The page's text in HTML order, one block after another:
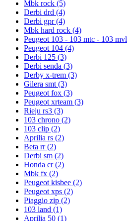
Mbk rock (5)
Derbi drd (4)
Derbi gpr(4)
Mbk hard rock (4)
Peugeot 103 - 103 mtc - 103 mvl
Peugeot 104 (4)
Derbi 125 (3)
Derbi senda (3)
Derby x-trem (3)
Gilera smt (3)
Peugeot fox (3)
Peugeot xrteam (3)
Rieju rs3 (3)
103 chrono (2)
103 clip (2)
Aprilia rs (2)
Beta rr(2)
Derbi sm (2)
Honda cr(2)
Mbk fx (2)
Peugeot kisbee (2)
Peugeot xps (2)
Piaggio zip (2)
103 land (1)
Aprilia 50 (1)